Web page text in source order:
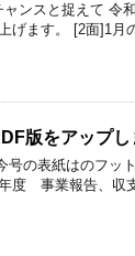
ンスと捉えて 令
げます。 [2面]1月
版をアップし
号の表紙はのフッ
度 事業報告、収